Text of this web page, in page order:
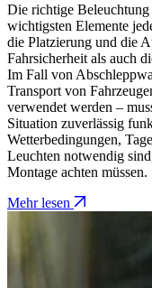
Die richtige Beleuchtung
wichtigsten Elemente
die Platzierung und die
Fahrsicherheit als auch
Im Fall von
Transport von
verwendet werden –
Situation zuverlässig
Wetterbedingungen,
Leuchten notwendig
Montage achten müssen.
Mehr lesen